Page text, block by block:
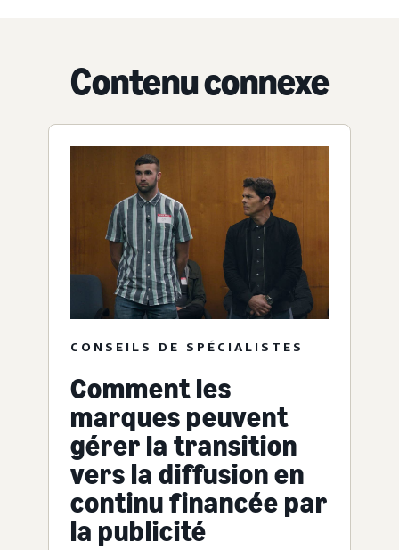
Contenu connexe
CONSEILS DE SPÉCIALISTES
Comment les
marques peuvent
gérer la transition
vers la diffusion en
continu financée par
la publicité